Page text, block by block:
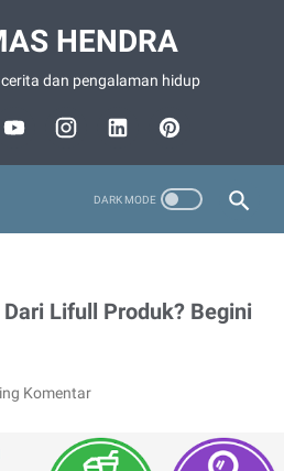
HENDRA
dan pengalaman hidup
Lifull Produk? Begini
Komentar